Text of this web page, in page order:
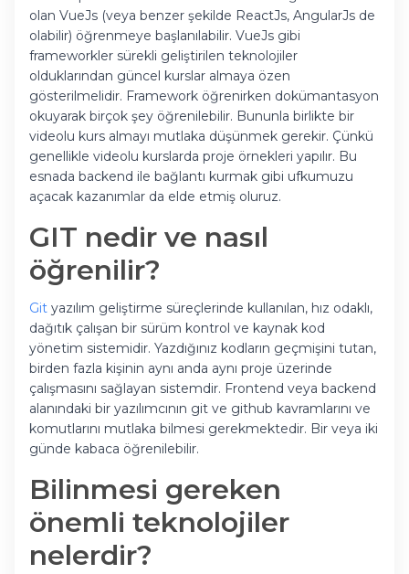
olan VueJs (veya benzer şekilde ReactJs, AngularJs de
olabilir) öğrenmeye başlanılabilir. VueJs gibi
frameworkler sürekli geliştirilen teknolojiler
olduklarından güncel kurslar almaya özen
gösterilmelidir. Framework öğrenirken dokümantasyon
okuyarak birçok şey öğrenilebilir. Bununla birlikte bir
videolu kurs almayı mutlaka düşünmek gerekir. Çünkü
genellikle videolu kurslarda proje örnekleri yapılır. Bu
esnada backend ile bağlantı kurmak gibi ufkumuzu
açacak kazanımlar da elde etmiş oluruz.
GIT nedir ve nasıl
öğrenilir?
Git yazılım geliştirme süreçlerinde kullanılan, hız odaklı,
dağıtık çalışan bir sürüm kontrol ve kaynak kod
yönetim sistemidir. Yazdığınız kodların geçmişini tutan,
birden fazla kişinin aynı anda aynı proje üzerinde
çalışmasını sağlayan sistemdir. Frontend veya backend
alanındaki bir yazılımcının git ve github kavramlarını ve
komutlarını mutlaka bilmesi gerekmektedir. Bir veya iki
günde kabaca öğrenilebilir.
Bilinmesi gereken
önemli teknolojiler
nelerdir?